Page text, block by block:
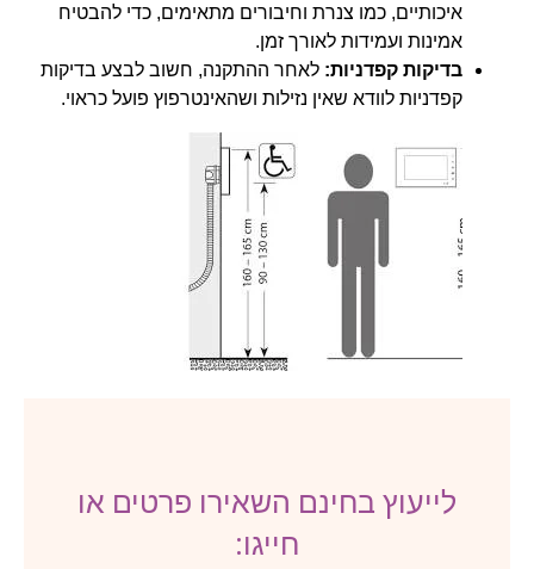
איכותיים, כמו צנרת וחיבורים מתאימים, כדי להבטיח
אמינות ועמידות לאורך זמן.
בדיקות קפדניות: לאחר ההתקנה, חשוב לבצע בדיקות
קפדניות לוודא שאין נזילות ושהאינטרפוץ פועל כראוי.
לייעוץ בחינם השאירו פרטים או
חייגו: